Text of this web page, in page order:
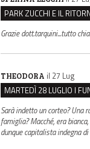
Grazie dott.tarquini...tutto
THEODORA il 27 Lug
Sarà indetto un corteo? Una
famiglia? Macché, era
dunque capitalista indegna di